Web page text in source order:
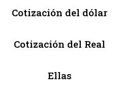
Cotización del dólar
Cotización del Real
Ellas